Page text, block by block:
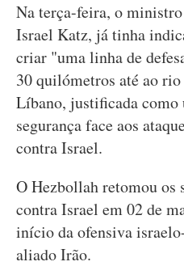
Na terça-feira, o
Israel Katz, já tinha
criar "uma linha de
30 quilómetros até ao
Líbano, justificada como
segurança face aos
contra Israel.
O Hezbollah retomou os
contra Israel em 02 de
início da ofensiva
aliado Irão.